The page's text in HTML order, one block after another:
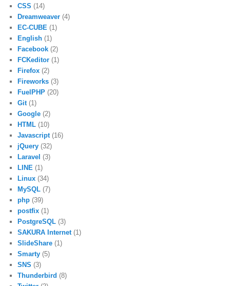
CSS (14)
Dreamweaver (4)
EC-CUBE (1)
English (1)
Facebook (2)
FCKeditor (1)
Firefox (2)
Fireworks (3)
FuelPHP (20)
Git(1)
Google (2)
HTML (10)
Javascript(16)
jQuery (32)
Laravel (3)
LINE (1)
Linux (34)
MySQL (7)
php (39)
postfix (1)
PostgreSQL (3)
SAKURA Internet(1)
SlideShare (1)
Smarty (5)
SNS (3)
Thunderbird (8)